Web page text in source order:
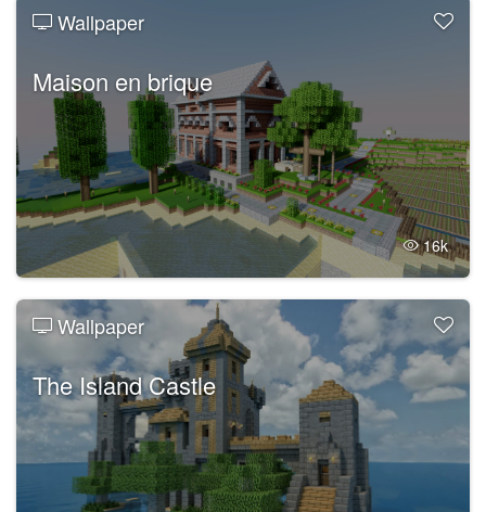
Wallpaper
Maison en brique
16k
Wallpaper
The Island Castle